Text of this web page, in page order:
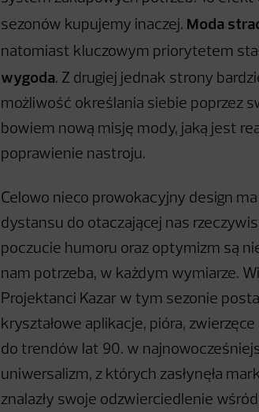
sezonów kupujemy inaczej. Moda
natomiast kluczowym priorytetem
wygoda. Z drugiej jednak strony
możliwość określania siebie poprzez
bowiem nową misję mody, jaką jest
poprawienie nastroju.
Celowo nieco prowokacyjny design
dystansu do otaczającej nas
poczucie humoru oraz optymizm są
nam potrzeba, w każdym wymiarze.
Projektanci Kazar w tym sezonie
kryształowe aplikacje, pióra,
do trendów lat 90. w
uniwersalizm, z których zasłynęła
znalazły swoje odzwierciedlenie